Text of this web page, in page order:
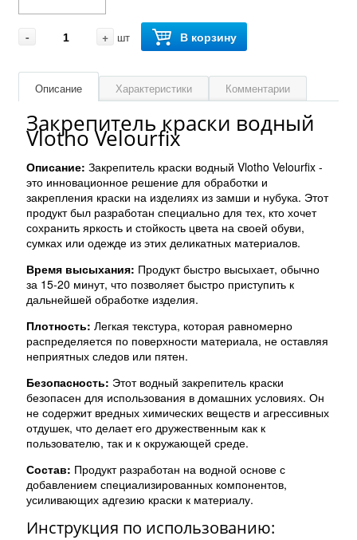
- + шт В корзину
Описание Характеристики Комментарии
Закрепитель краски водный
Vlotho Velourfix
Описание: Закрепитель краски водный Vlotho Velourfix -
это инновационное решение для обработки и
закрепления краски на изделиях из замши и нубука. Этот
продукт был разработан специально для тех, кто хочет
сохранить яркость и стойкость цвета на своей обуви,
сумках или одежде из этих деликатных материалов.
Время высыхания: Продукт быстро высыхает, обычно
за 15-20 минут, что позволяет быстро приступить к
дальнейшей обработке изделия.
Плотность: Легкая текстура, которая равномерно
распределяется по поверхности материала, не оставляя
неприятных следов или пятен.
Безопасность: Этот водный закрепитель краски
безопасен для использования в домашних условиях. Он
не содержит вредных химических веществ и агрессивных
отдушек, что делает его дружественным как к
пользователю, так и к окружающей среде.
Состав: Продукт разработан на водной основе с
добавлением специализированных компонентов,
усиливающих адгезию краски к материалу.
Инструкция по использованию: